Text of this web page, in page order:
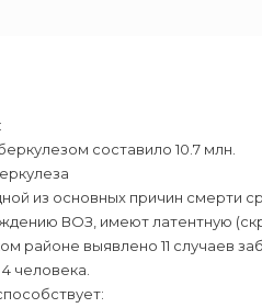
составило 10.7 млн.
из основных причин смерти
ВОЗ, имеют латентную
районе выявлено 11 случаев
человека.